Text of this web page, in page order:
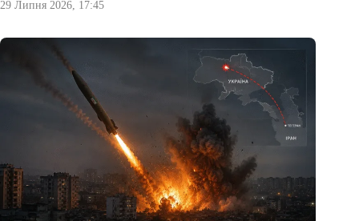
29 Липня 2026, 17:45